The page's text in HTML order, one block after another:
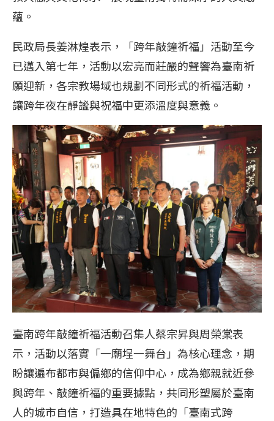
蘊。
民政局長姜淋煌表示，「跨年敲鐘祈福」活動至今
已邁入第七年，活動以宏亮而莊嚴的聲響為臺南祈
願迎新，各宗教場域也規劃不同形式的祈福活動，
讓跨年夜在靜謐與祝福中更添溫度與意義。
臺南跨年敲鐘祈福活動召集人蔡宗昇與周榮棠表
示，活動以落實「一廟埕一舞台」為核心理念，期
盼讓遍布都市與偏鄉的信仰中心，成為鄉親就近參
與跨年、敲鐘祈福的重要據點，共同形塑屬於臺南
人的城市自信，打造具在地特色的「臺南式跨